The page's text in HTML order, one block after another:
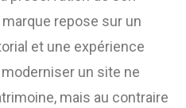
repose sur un
et une expérience
un site ne
mais au contraire